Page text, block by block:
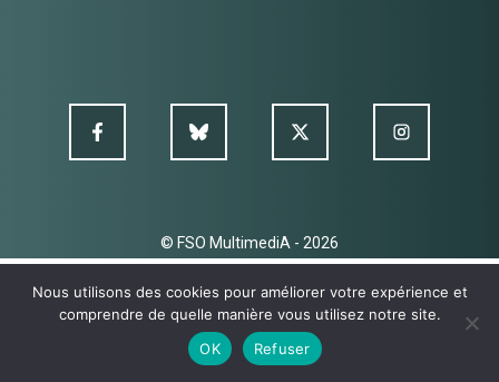
© FSO MultimediA - 2026
Nous utilisons des cookies pour améliorer votre expérience et
comprendre de quelle manière vous utilisez notre site.
OK
Refuser